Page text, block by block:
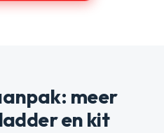
meer
en kit